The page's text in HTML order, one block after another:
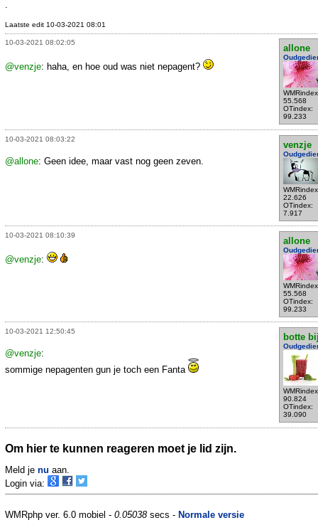
Laatste edit 10-03-2021 08:01
10-03-2021 08:02:05
allone
55.568
OTindex:
99.233
@venzje: haha, en hoe oud was niet nepagent?
10-03-2021 08:03:22
venzje
22.626
OTindex:
7.917
@allone: Geen idee, maar vast nog geen zeven.
10-03-2021 08:10:39
allone
55.568
OTindex:
99.233
@venzje:
10-03-2021 12:50:45
botte
90.824
OTindex:
39.090
@venzje:
sommige nepagenten gun je toch een Fanta
Om hier te kunnen reageren moet je lid zijn.
Meld je nu aan.
Login via:
WMRphp ver. 6.0 mobiel - 0.05038secs - Normale versie